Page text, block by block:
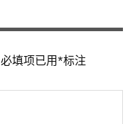
必填项已用*标注